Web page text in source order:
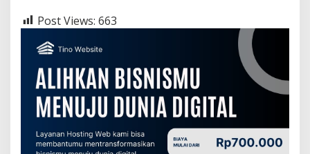
Post Views: 663